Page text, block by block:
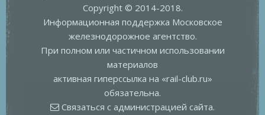
Copyright © 2014-2018.
Информационная поддержка Московское
железнодорожное агентство.
При полном или частичном использовании
материалов
активная гиперссылка на «rail-club.ru»
обязательна.
Связаться с администрацией сайта.